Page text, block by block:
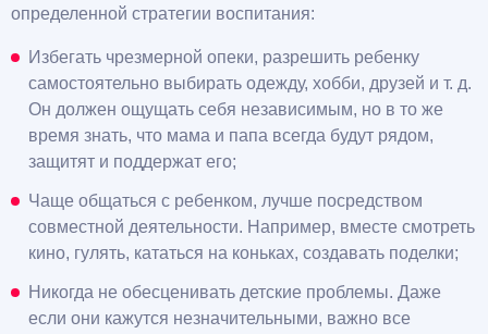
определенной стратегии воспитания:
Избегать чрезмерной опеки, разрешить ребенку
самостоятельно выбирать одежду, хобби, друзей и т. д.
Он должен ощущать себя независимым, но в то же
время знать, что мама и папа всегда будут рядом,
защитят и поддержат его;
Чаще общаться с ребенком, лучше посредством
совместной деятельности. Например, вместе смотреть
кино, гулять, кататься на коньках, создавать поделки;
Никогда не обесценивать детские проблемы. Даже
если они кажутся незначительными, важно все